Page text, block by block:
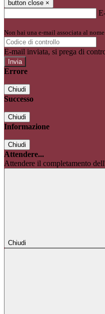
button close ×
Non hai una e-mail associata al
E-mail inviata, si prega di
Errore
Chiudi
Successo
Chiudi
Informazione
Chiudi
Attendere...
Attendere il completamento
Chiudi